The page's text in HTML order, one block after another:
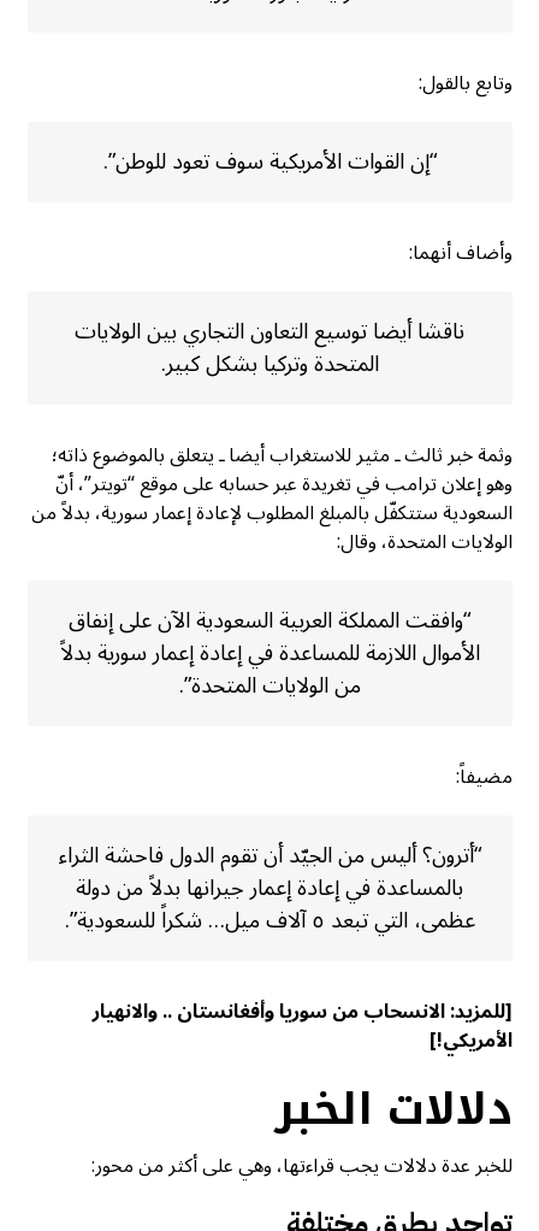
وتابع بالقول:
“إن القوات الأمريكية سوف تعود للوطن”.
وأضاف أنهما:
ناقشا أيضا توسيع التعاون التجاري بين الولايات
المتحدة وتركيا بشكل كبير.
وثمة خبر ثالث ـ مثير للاستغراب أيضا ـ يتعلق بالموضوع ذاته؛
وهو إعلان ترامب في تغريدة عبر حسابه على موقع “تويتر”، أنّ
السعودية ستتكفّل بالمبلغ المطلوب لإعادة إعمار سورية، بدلاً من
الولايات المتحدة، وقال:
“وافقت المملكة العربية السعودية الآن على إنفاق
الأموال اللازمة للمساعدة في إعادة إعمار سورية بدلاً
من الولايات المتحدة”.
مضيفاً:
“أترون؟ أليس من الجيّد أن تقوم الدول فاحشة الثراء
بالمساعدة في إعادة إعمار جيرانها بدلاً من دولة
عظمى، التي تبعد ٥ آلاف ميل… شكراً للسعودية”.
[للمزيد:الانسحاب من سوريا وأفغانستان .. والانهيار
الأمريكي!]
دلالات الخبر
للخبر عدة دلالات يجب قراءتها، وهي على أكثر من محور: